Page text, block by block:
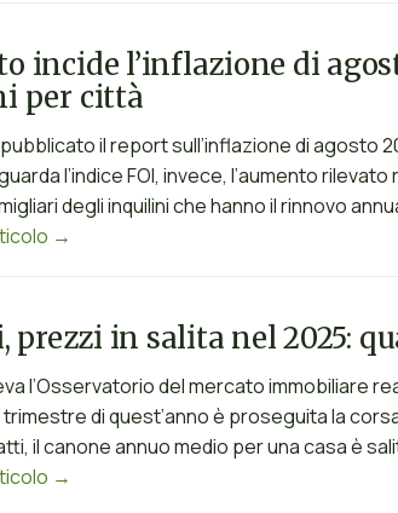
incide l’inflazione di
per città
pubblicato il report sull’inflazione di agosto
l’indice FOI, invece, l’aumento
degli inquilini che hanno il rinnovo
→
prezzi in salita nel 2025:
l’Osservatorio del mercato immobiliare
di quest’anno è proseguita la
il canone annuo medio per una casa è
→